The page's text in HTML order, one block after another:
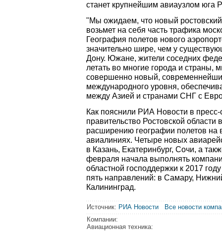
станет крупнейшим авиаузлом юга
"Мы ожидаем, что новый
возьмет на себя часть трафика
География полетов нового
значительно шире, чем у
Дону. Южане, жители соседних
летать во многие города и страны,
совершенно новый,
международного уровня,
между Азией и странами СНГ с
Как пояснили РИА Новости в пресс-
правительство Ростовской области
расширению географии полетов на
авиалиниях. Четыре новых
в Казань, Екатеринбург, Сочи, а
февраля начала выполнять
областной господдержки к 2017
пять направлений: в Самару,
Калининград.
Источник: РИА Новости
Все новости
Компании:
Авиационная техника: